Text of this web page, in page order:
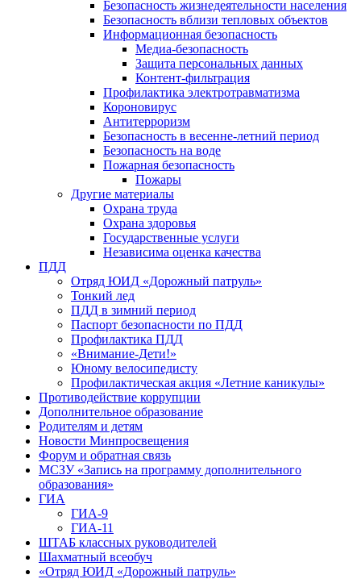
Безопасность жизнедеятельности населения
Безопасность вблизи тепловых объектов
Информационная безопасность
Медиа-безопасность
Защита персональных данных
Контент-фильтрация
Профилактика электротравматизма
Короновирус
Антитерроризм
Безопасность в весенне-летний период
Безопасность на воде
Пожарная безопасность
Пожары
Другие материалы
Охрана труда
Охрана здоровья
Государственные услуги
Независима оценка качества
ПДД
Отряд ЮИД «Дорожный патруль»
Тонкий лед
ПДД в зимний период
Паспорт безопасности по ПДД
Профилактика ПДД
«Внимание-Дети!»
Юному велосипедисту
Профилактическая акция «Летние каникулы»
Противодействие коррупции
Дополнительное образование
Родителям и детям
Новости Минпросвещения
Форум и обратная связь
МСЗУ «Запись на программу дополнительного
образования»
ГИА
ГИА-9
ГИА-11
ШТАБ классных руководителей
Шахматный всеобуч
«Отряд ЮИД «Дорожный патруль»